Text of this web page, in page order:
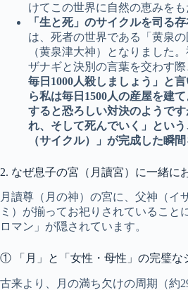
けてこの世界に自然の恵みをも
「生と死」のサイクルを司る
は、死者の世界である「黄泉
（黄泉津大神）となりました
ザナギと決別の言葉を交わす際
毎日1000人殺しましょう」と
ら私は毎日1500人の産屋を建
すると恐ろしい対決のようで
れ、そして死んでいく」とい
（サイクル）」が完成した瞬間
2. なぜ息子の宮（月讀宮）に一緒に
月讀尊（月の神）の宮に、父神（イ
ミ）が揃ってお祀りされていること
ロマン」が隠されています。
① 「月」と「女性・母性」の完璧な
古来より、月の満ち欠けの周期（約